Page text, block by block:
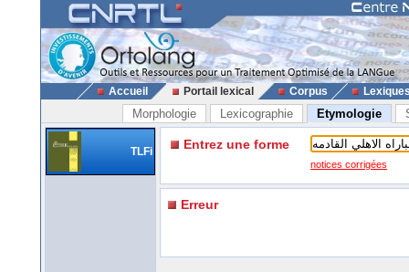
Accueil Portail lexical Corpus
Morphologie Lexicographie Etymologie
TLFi Entrez une forme
notices corrigées
Erreur